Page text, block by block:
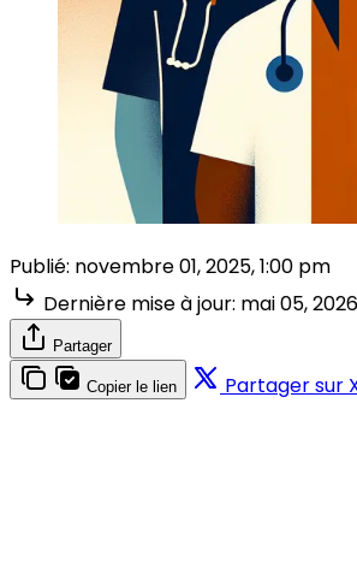
Publié: novembre 01, 2025, 1:00 pm
Dernière mise à jour: mai 05,
Partager
Copier le lien Partager sur